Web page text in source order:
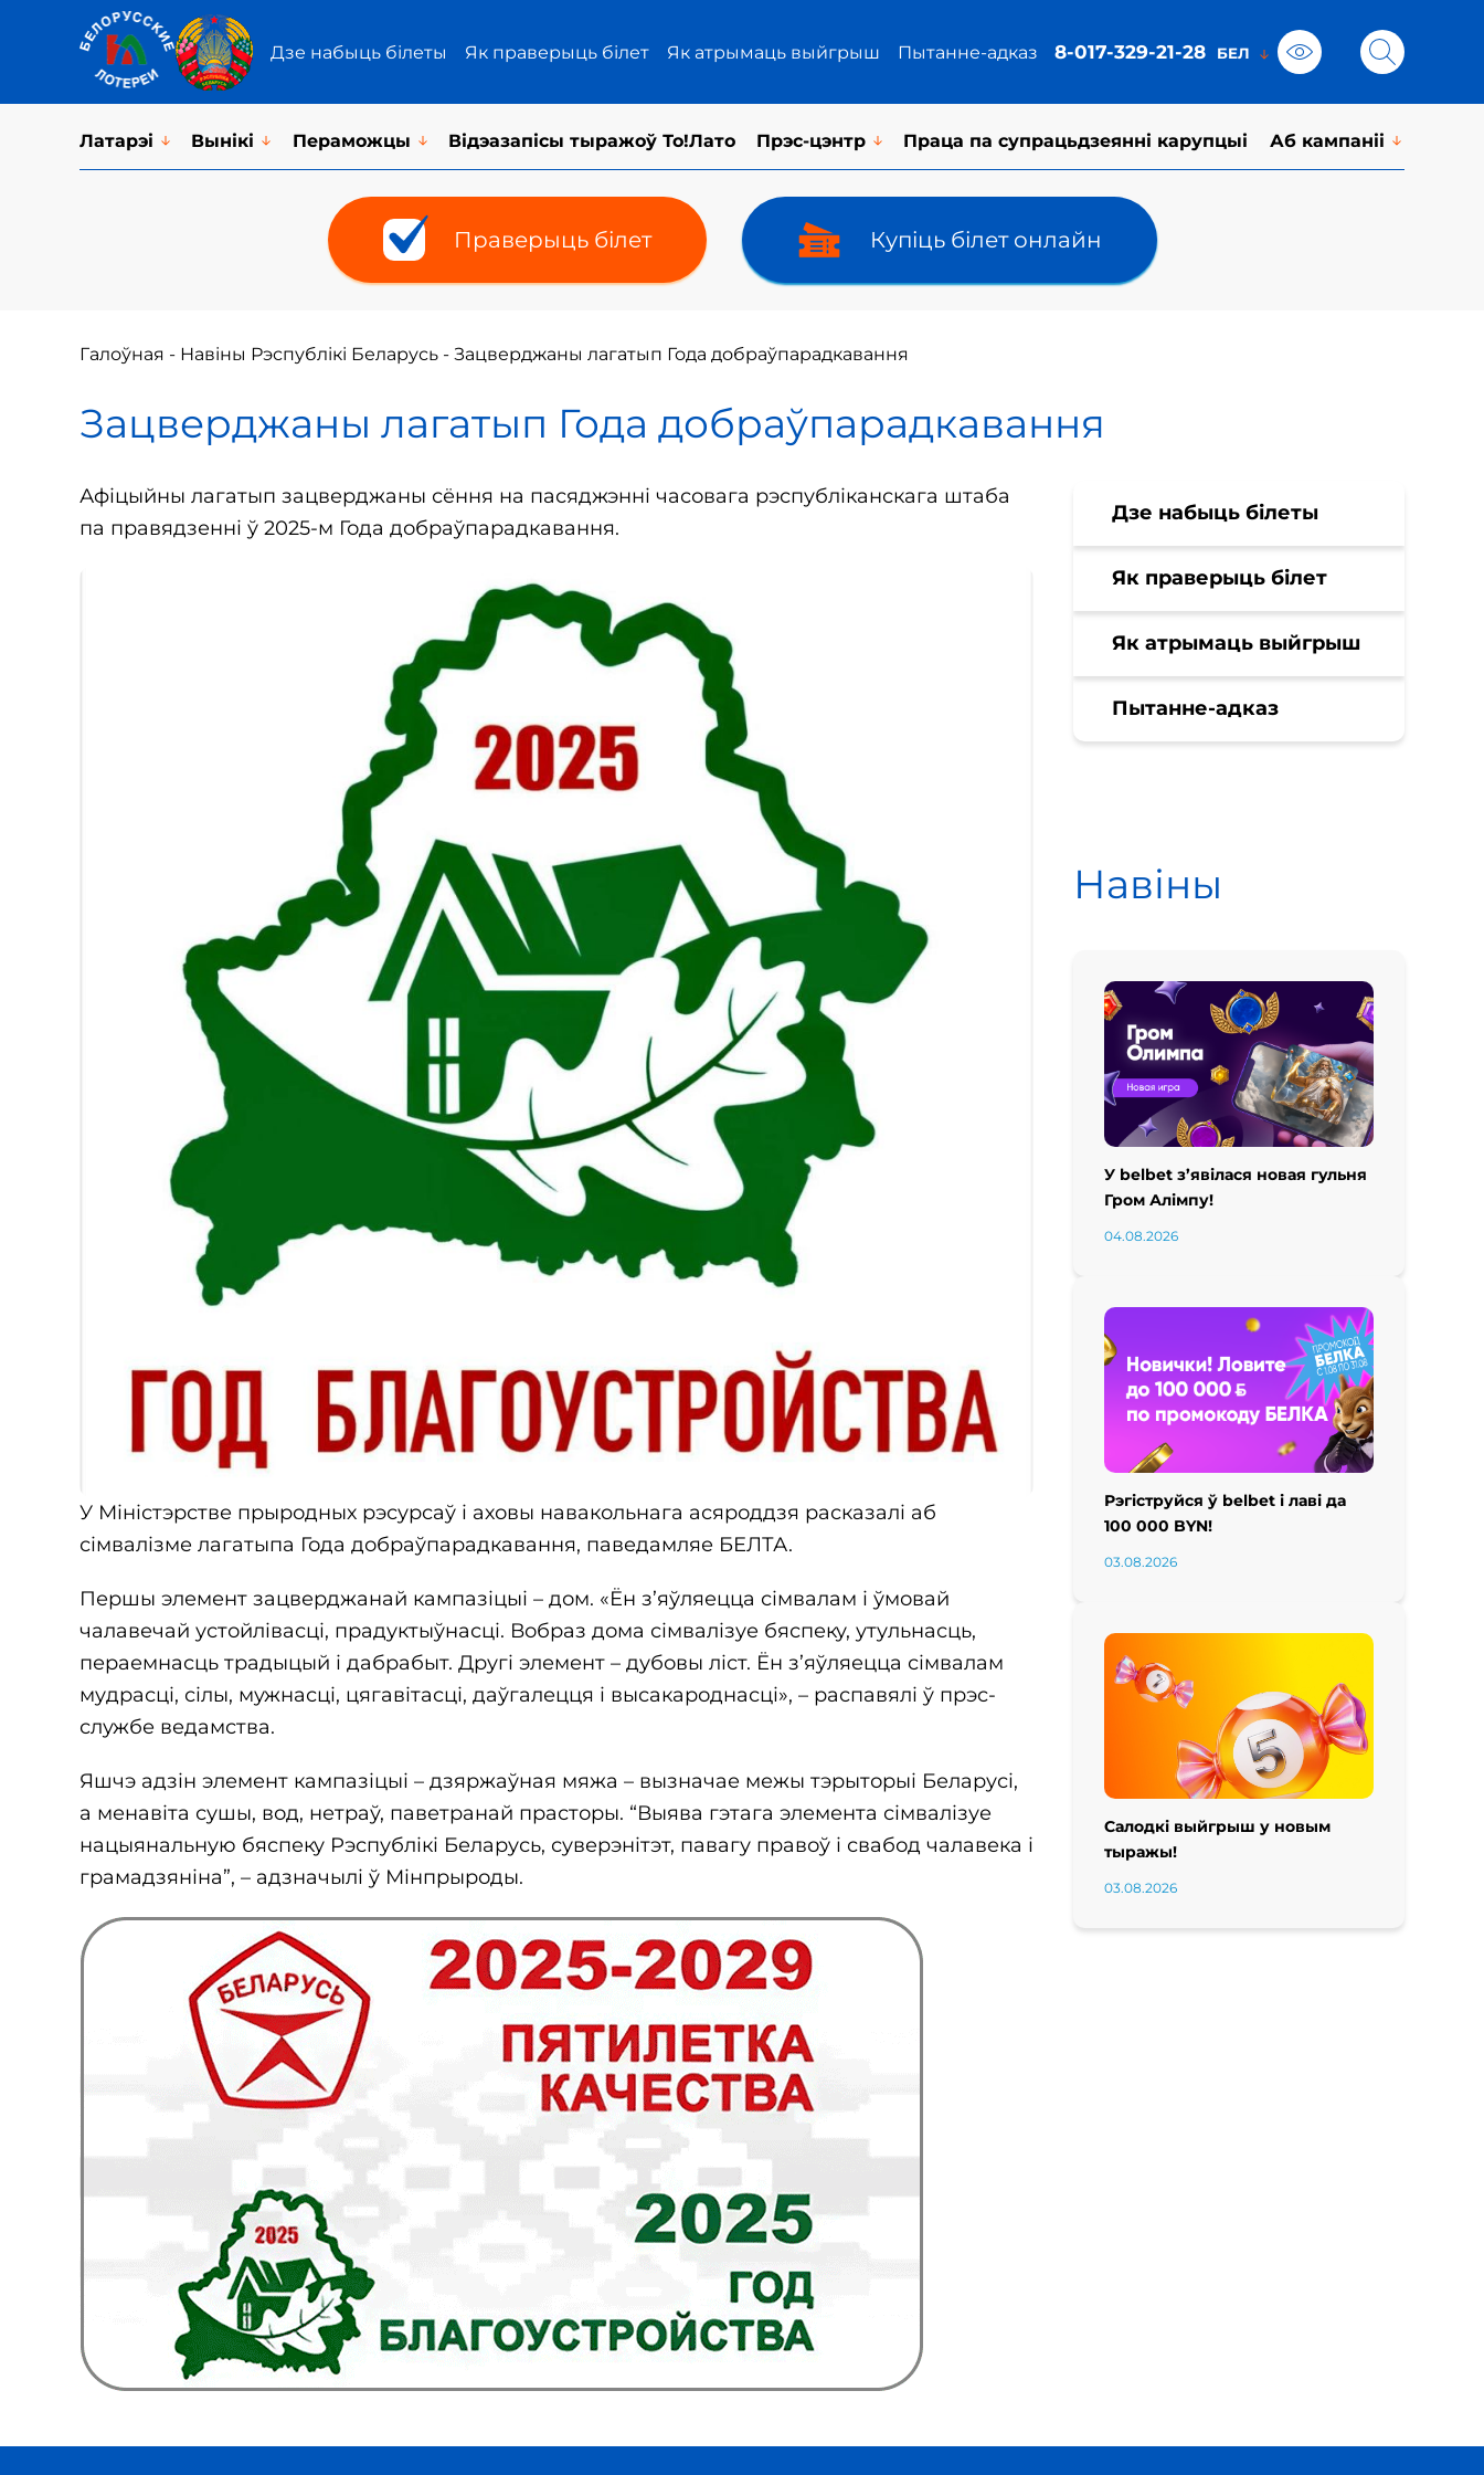
Дзе набыць білеты Як праверыць білет Як атрымаць выйгрыш Пытанне-адказ 8-017-329-21-28
Латарэi Вынікі Пераможцы Відэазапісы тыражоў То!Лато Прэс-цэнтр Праца па супрацьдзеянні карупцыі Аб кампаніі
Праверыць білет Купіць білет онлайн
Галоўная - Навіны Рэспублікі Беларусь - Зацверджаны лагатып Года добраўпарадкавання
Зацверджаны лагатып Года добраўпарадкавання
Афіцыйны лагатып зацверджаны сёння на пасяджэнні часовага рэспубліканскага штаба
па правядзенні ў 2025-м Года добраўпарадкавання.
У Міністэрстве прыродных рэсурсаў і аховы навакольнага асяроддзя расказалі аб
сімвалізме лагатыпа Года добраўпарадкавання, паведамляе БЕЛТА.
Першы элемент зацверджанай кампазіцыі – дом. «Ён з’яўляецца сімвалам і ўмовай
чалавечай устойлівасці, прадуктыўнасці. Вобраз дома сімвалізуе бяспеку, утульнасць,
пераемнасць традыцый і дабрабыт. Другі элемент – дубовы ліст. Ён з’яўляецца сімвалам
мудрасці, сілы, мужнасці, цягавітасці, даўгалецця і высакароднасці», – распавялі ў прэс-
службе ведамства.
Яшчэ адзін элемент кампазіцыі – дзяржаўная мяжа – вызначае межы тэрыторыі Беларусі,
а менавіта сушы, вод, нетраў, паветранай прасторы. “Выява гэтага элемента сімвалізуе
нацыянальную бяспеку Рэспублікі Беларусь, суверэнітэт, павагу правоў і свабод чалавека і
грамадзяніна”, – адзначылі ў Мінпрыроды.
Дзе набыць білеты
Як праверыць білет
Як атрымаць выйгрыш
Пытанне-адказ
Навіны
У belbet з’явілася новая гульня
Гром Алімпу!
04.08.2026
Рэгіструйся ў belbet і лаві да
100 000 BYN!
03.08.2026
Салодкі выйгрыш у новым
тыражы!
03.08.2026